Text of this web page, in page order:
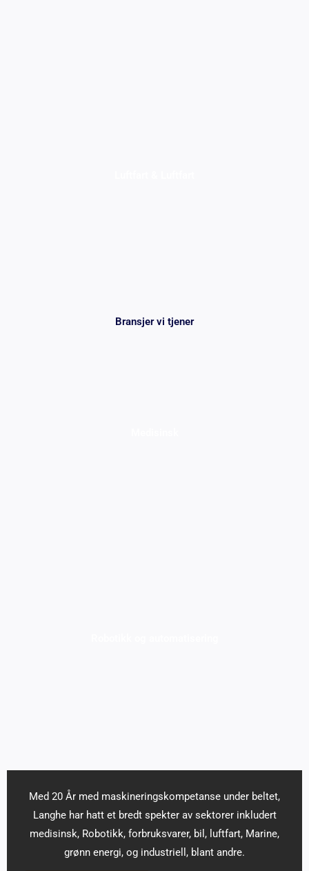
Bransjer vi tjener
Med 20 År med maskineringskompetanse under beltet,
Langhe har hatt et bredt spekter av sektorer inkludert
medisinsk, Robotikk, forbruksvarer, bil, luftfart, Marine,
grønn energi, og industriell, blant andre.